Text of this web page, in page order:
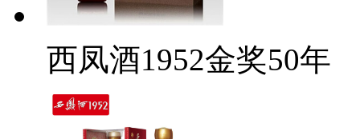
西凤酒1952金奖50年